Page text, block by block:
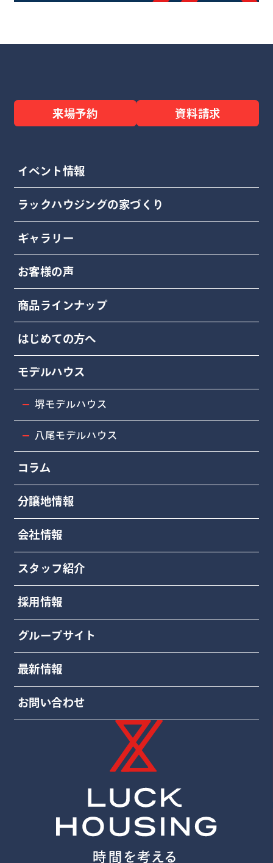
来場予約 資料請求
イベント情報
ラックハウジングの家づくり
ギャラリー
お客様の声
商品ラインナップ
はじめての方へ
モデルハウス
堺モデルハウス
八尾モデルハウス
コラム
分譲地情報
会社情報
スタッフ紹介
採用情報
グループサイト
最新情報
お問い合わせ